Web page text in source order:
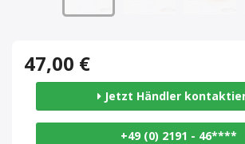
47,00 €
Jetzt Händler
+49 (0) 2191 - 46****